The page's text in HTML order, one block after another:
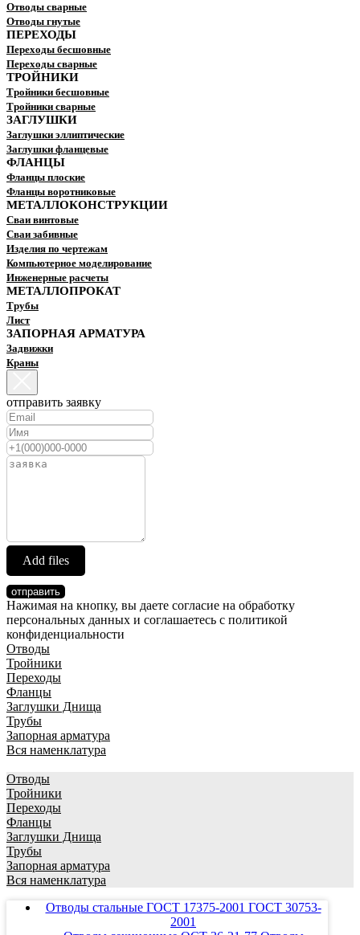
Отводы сварные
Отводы гнутые
ПЕРЕХОДЫ
Переходы бесшовные
Переходы сварные
ТРОЙНИКИ
Тройники бесшовные
Тройники сварные
ЗАГЛУШКИ
Заглушки эллиптические
Заглушки фланцевые
ФЛАНЦЫ
Фланцы плоские
Фланцы воротниковые
МЕТАЛЛОКОНСТРУКЦИИ
Сваи винтовые
Сваи забивные
Изделия по чертежам
Компьютерное моделирование
Инженерные расчеты
МЕТАЛЛОПРОКАТ
Трубы
Лист
ЗАПОРНАЯ АРМАТУРА
Задвижки
Краны
отправить заявку
Add files
отправить
Нажимая на кнопку, вы даете согласие на обработку
персональных данных и соглашаетесь c политикой
конфиденциальности
Отводы
Тройники
Переходы
Фланцы
Заглушки Днища
Трубы
Запорная арматура
Вся наменклатура
Отводы
Тройники
Переходы
Фланцы
Заглушки Днища
Трубы
Запорная арматура
Вся наменклатура
Отводы стальные ГОСТ 17375-2001 ГОСТ 30753-
2001